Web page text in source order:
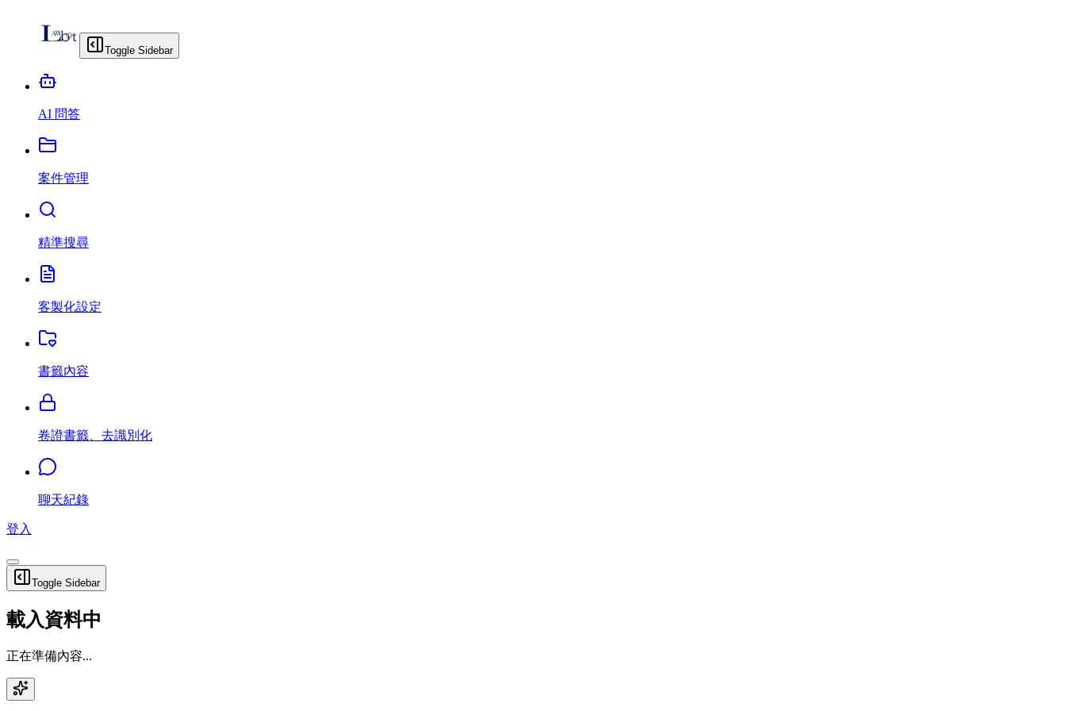
Toggle Sidebar
AI 問答
案件管理
精準搜尋
客製化設定
書籤內容
卷證書籤、去識別化
聊天紀錄
登入
Toggle Sidebar
載入資料中
正在準備內容...